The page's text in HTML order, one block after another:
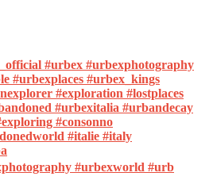
#urbexworld #urb